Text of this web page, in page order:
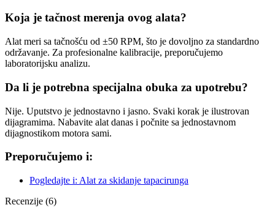
Koja je tačnost merenja ovog alata?
Alat meri sa tačnošću od ±50 RPM, što je dovoljno za standardno
održavanje. Za profesionalne kalibracije, preporučujemo
laboratorijsku analizu.
Da li je potrebna specijalna obuka za upotrebu?
Nije. Uputstvo je jednostavno i jasno. Svaki korak je ilustrovan
dijagramima. Nabavite alat danas i počnite sa jednostavnom
dijagnostikom motora sami.
Preporučujemo i:
Pogledajte i: Alat za skidanje tapacirunga
Recenzije (6)